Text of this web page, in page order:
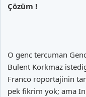
Çözüm !
O genc tercuman
Bulent Korkmaz
Franco roportajinin
pek fikrim yok; ama